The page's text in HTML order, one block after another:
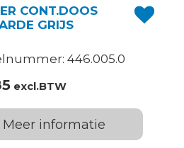
CONT.DOOS
GRIJS
446.005.0
excl.BTW
Meer informatie